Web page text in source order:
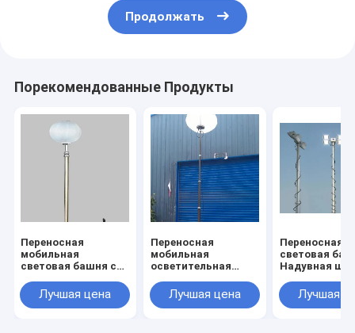
Продолжать
Порекомендованные Продукты
Переносная
мобильная
световая башня со
лампой 2*300 Вт
Аварийное
Лучшая цена
Переносная
мобильная
осветительная
с надувным
баллоном 6 м
Лучшая цена
Переносная
световая
Надувная
световая
футов,
Лучшая